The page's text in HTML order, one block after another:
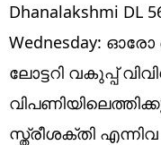
Lifestyle
world
Technology
Dhanalakshmi DL
Wednesday:
ലോട്ടറി വകുപ്പ്
സ്ത്രീശക്തി